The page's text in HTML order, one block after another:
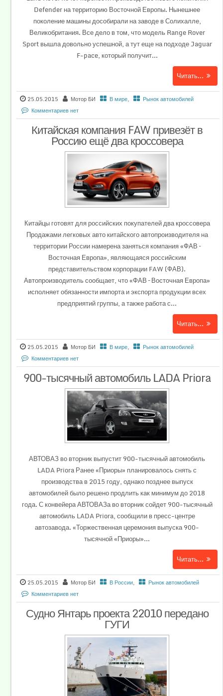
Defender на территорию Восточной Европы. Нынешнее
поколение машины дособирали на заводе в Солихалле,
Великобритания. Все дело в том, что модель Range Rover
Sport вышла довольно успешной, а тут еще на подходе Jaguar
F-pace, который получит...
Читать...
25.05.2015 Мотор БИ В мире,
Рынок автомобилей
Комментариев нет
Китайская компания FAW привезёт в
Россию ещё два кроссовера
Китайцы готовят для российских покупателей два кроссовера
Продажами легковых авто китайского автопроизводителя на
территории России намерена заняться компания «ФАВ –
Восточная Европа», являющаяся российским
представительством корпорации FAW (ФАВ).
Автопроизводитель сообщает, что «ФАВ – Восточная Европа»
исполняет обязанности импорта и экспорта продукции всех
предприятий группы, а также работа с...
Читать...
25.05.2015 Мотор БИ В мире,
Рынок автомобилей
Комментариев нет
900-тысячный автомобиль LADA Priora
АВТОВАЗ во вторник выпустит 900-тысячный автомобиль
LADA Priora Ранее «Приоры» планировалось снять с
производства в 2015 году, однако позднее выпуск
автомобилей было решено продлить как минимум до 2018
года. С конвейера АВТОВАЗа во вторник сойдет 900-тысячный
автомобиль LADA Priora, сообщили в пресс-центре
автозавода. «Торжественная церемония выпуска 900-
тысячной «Приоры»...
Читать...
25.05.2015 Мотор БИ В России,
Рынок автомобилей
Комментариев нет
Судно Янтарь проекта 22010 передано
ГУГИ